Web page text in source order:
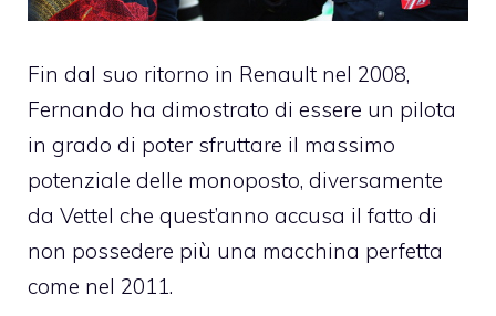
Fin dal suo ritorno in Renault nel 2008,
Fernando ha dimostrato di essere un pilota
in grado di poter sfruttare il massimo
potenziale delle monoposto, diversamente
da Vettel che quest’anno accusa il fatto di
non possedere più una macchina perfetta
come nel 2011.